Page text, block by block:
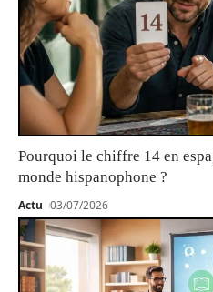
Pourquoi le chiffre 14 en
monde hispanophone ?
Actu 03/07/2026